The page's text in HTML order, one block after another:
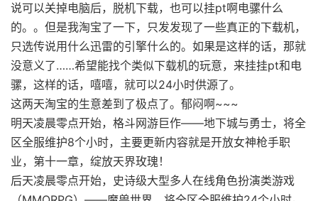
说可以关掉电脑后，脱机下载，也可以挂pt啊电骡什么
的。。但是我淘宝了一下，只发发现了一些真正的下载机，
只选传说用什么迅雷的引擎什么的。如果是这样的话，那就
没意义了……希望能找个类似下载机的玩意，来挂挂pt和电
骡，这样的话，嘻嘻，就可以24小时供源了。
这两天淘宝的生意差到了极点了。郁闷啊~~~
明天凌晨零点开始，格斗网游巨作——地下城与勇士，将全
区全服维护8个小时，主要更新内容就是开放女神枪手职
业，第十一章，绽放天界玫瑰！
后天凌晨零点开始，史诗级大型多人在线角色扮演类游戏